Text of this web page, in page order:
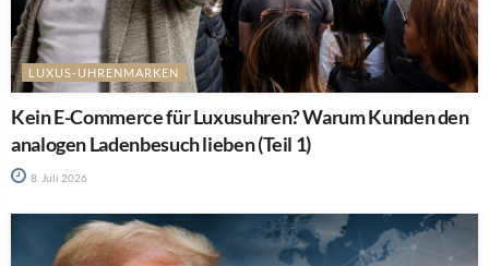
LUXUS-UHRENMARKEN
Kein E-Commerce für Luxusuhren? Warum Kunden den
analogen Ladenbesuch lieben (Teil 1)
8. Juli 2026